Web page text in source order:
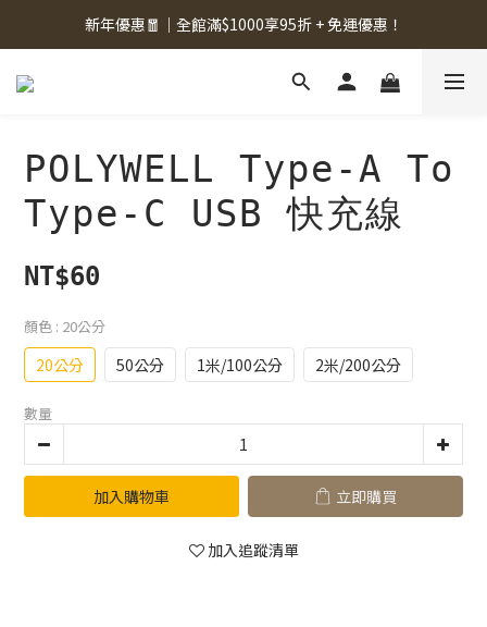
新年優惠🧧｜全館滿$1000享95折 + 免運優惠！
POLYWELL Type-A To
Type-C USB 快充線
NT$60
顏色 : 20公分
20公分 50公分 1米/100公分 2米/200公分
數量
加入購物車 立即購買
加入追蹤清單